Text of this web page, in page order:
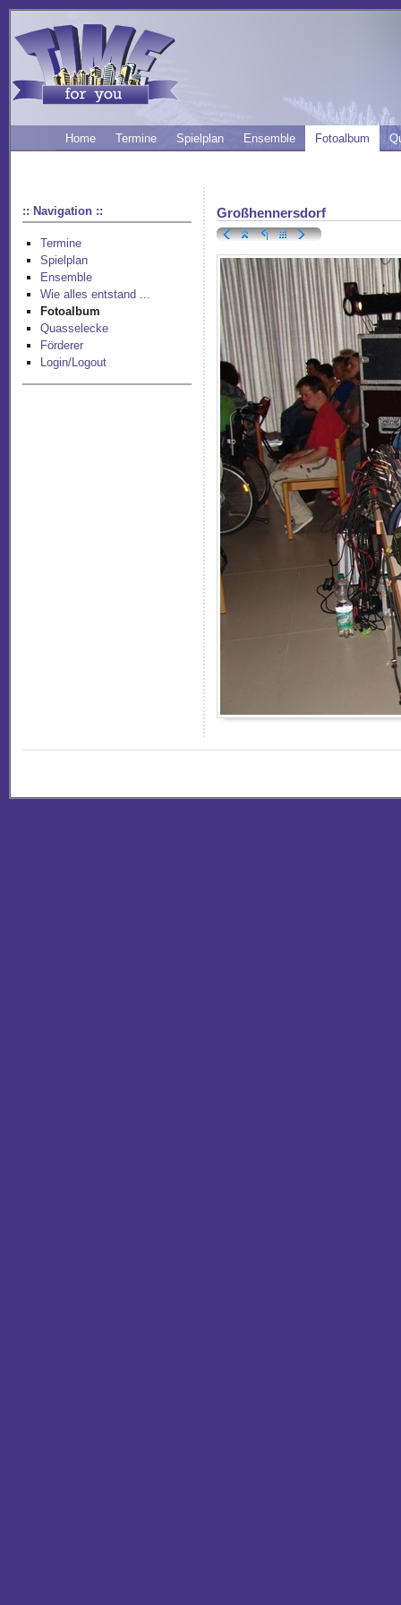
Home Termine Spielplan Ensemble Fotoalbum
:: Navigation ::
Termine
Spielplan
Ensemble
Wie alles entstand ...
Fotoalbum
Quasselecke
Förderer
Login/Logout
Großhennersdorf